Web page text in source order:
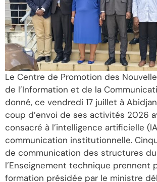
Le Centre de Promotion des
de l’Information et de la
donné, ce vendredi 17 juillet à
coup d’envoi de ses activités 2026
consacré à l’intelligence artificielle
communication institutionnelle.
de communication des structures
l’Enseignement technique prennent
formation présidée par le ministre